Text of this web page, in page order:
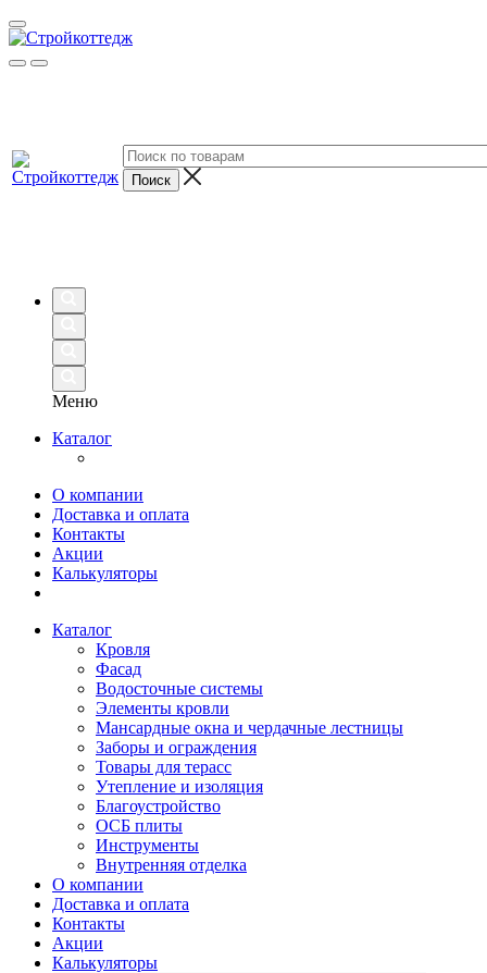
Меню
Каталог
О компании
Доставка и оплата
Контакты
Акции
Калькуляторы
Каталог
Кровля
Фасад
Водосточные системы
Элементы кровли
Мансардные окна и чердачные лестницы
Заборы и ограждения
Товары для терасс
Утепление и изоляция
Благоустройство
ОСБ плиты
Инструменты
Внутренняя отделка
О компании
Доставка и оплата
Контакты
Акции
Калькуляторы